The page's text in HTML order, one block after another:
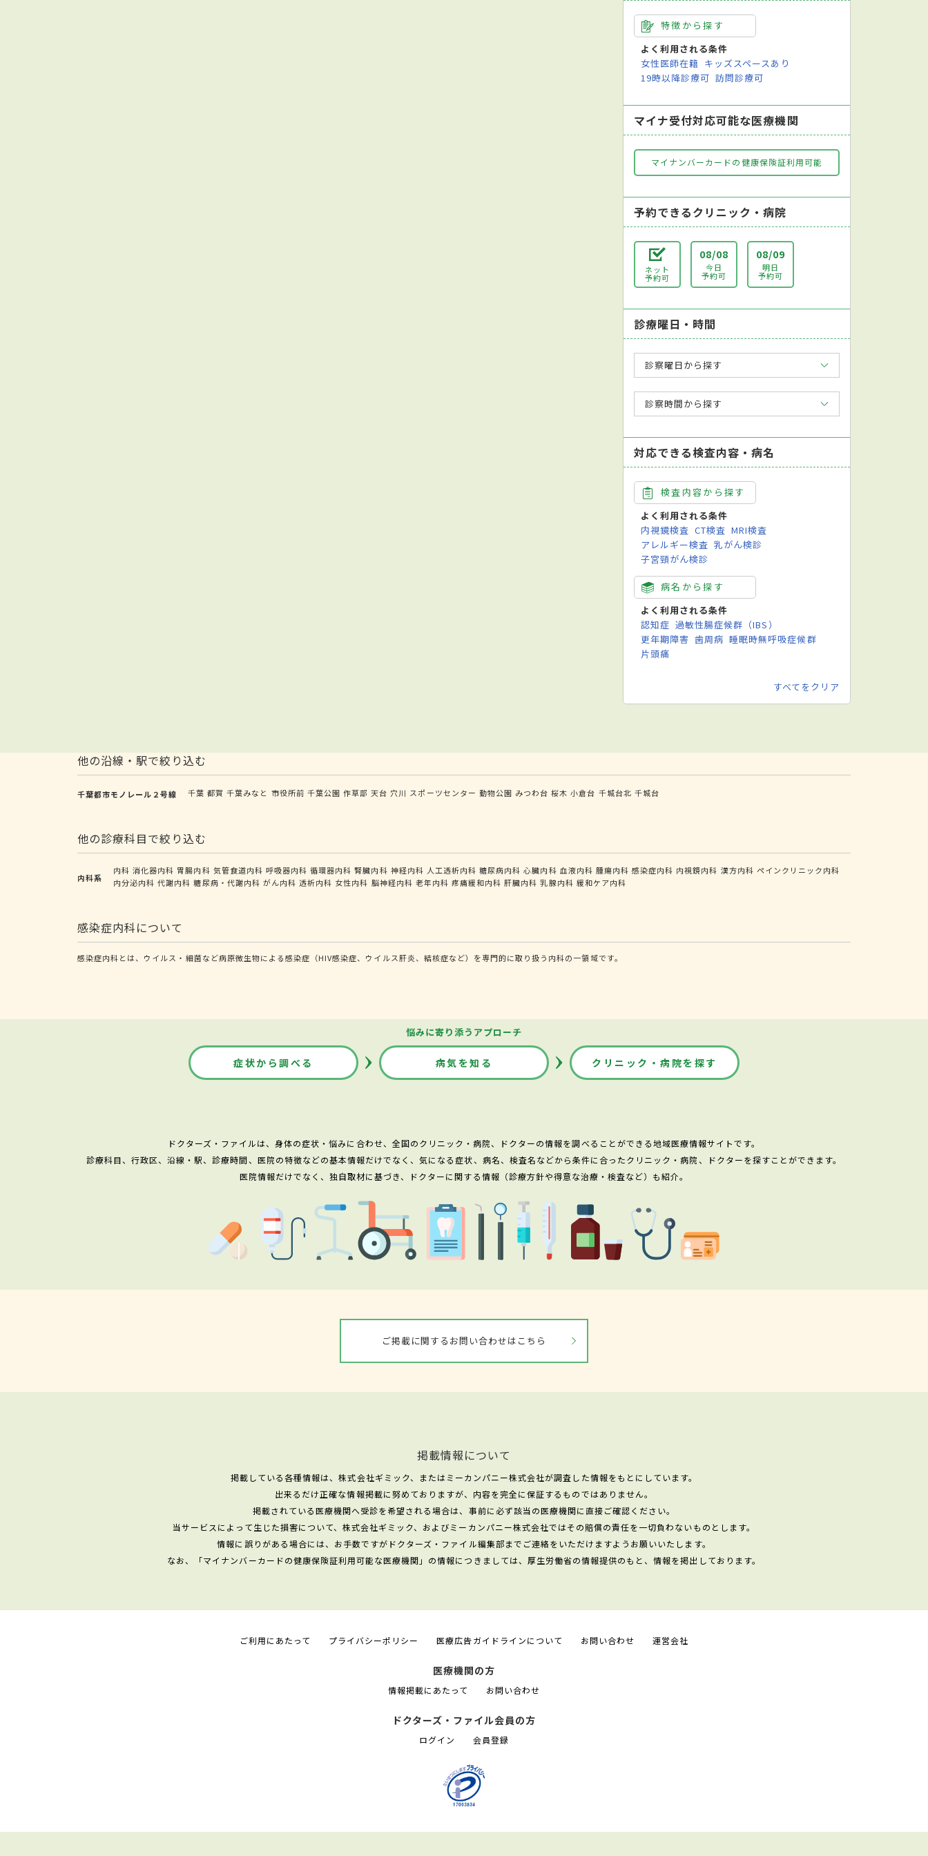
特徴から探す
よく利用される条件
女性医師在籍 キッズスペースあり
19時以降診療可 訪問診療可
マイナ受付対応可能な医療機関
マイナンバーカードの健康保険証利用可能
予約できるクリニック・病院
ネット
予約可
08/08
今日
予約可
08/09
明日
予約可
診療曜日・時間
診察曜日から探す
診察時間から探す
対応できる検査内容・病名
検査内容から探す
よく利用される条件
内視鏡検査 CT検査 MRI検査
アレルギー検査 乳がん検診
子宮頸がん検診
病名から探す
よく利用される条件
認知症 過敏性腸症候群（IBS）
更年期障害 歯周病 睡眠時無呼吸症候群
片頭痛
すべてをクリア
他の沿線・駅で絞り込む
千葉都市モノレール２号線 千葉 都賀 千葉みなと 市役所前 千葉公園 作草部 天台 穴川 スポーツセンター 動物公園 みつわ台 桜木 小倉台 千城台北 千城台
他の診療科目で絞り込む
内科系
内科 消化器内科 胃腸内科 気管食道内科 呼吸器内科 循環器内科 腎臓内科 神経内科 人工透析内科 糖尿病内科 心臓内科 血液内科 腫瘍内科 感染症内科 内視鏡内科 漢方内科 ペインクリニック内科
内分泌内科 代謝内科 糖尿病・代謝内科 がん内科 透析内科 女性内科 脳神経内科 老年内科 疼痛緩和内科 肝臓内科 乳腺内科 緩和ケア内科
感染症内科について
感染症内科とは、ウイルス・細菌など病原微生物による感染症（HIV感染症、ウイルス肝炎、結核症など）を専門的に取り扱う内科の一領域です。
悩みに寄り添うアプローチ
症状から調べる 病気を知る クリニック・病院を探す
ドクターズ・ファイルは、身体の症状・悩みに合わせ、全国のクリニック・病院、ドクターの情報を調べることができる地域医療情報サイトです。
診療科目、行政区、沿線・駅、診療時間、医院の特徴などの基本情報だけでなく、気になる症状、病名、検査名などから条件に合ったクリニック・病院、ドクターを探すことができます。
医院情報だけでなく、独自取材に基づき、ドクターに関する情報（診療方針や得意な治療・検査など）も紹介。
ご掲載に関するお問い合わせはこちら
掲載情報について
掲載している各種情報は、株式会社ギミック、またはミーカンパニー株式会社が調査した情報をもとにしています。
出来るだけ正確な情報掲載に努めておりますが、内容を完全に保証するものではありません。
掲載されている医療機関へ受診を希望される場合は、事前に必ず該当の医療機関に直接ご確認ください。
当サービスによって生じた損害について、株式会社ギミック、およびミーカンパニー株式会社ではその賠償の責任を一切負わないものとします。
情報に誤りがある場合には、お手数ですがドクターズ・ファイル編集部までご連絡をいただけますようお願いいたします。
なお、「マイナンバーカードの健康保険証利用可能な医療機関」の情報につきましては、厚生労働省の情報提供のもと、情報を掲出しております。
ご利用にあたって プライバシーポリシー 医療広告ガイドラインについて お問い合わせ 運営会社
医療機関の方
情報掲載にあたって お問い合わせ
ドクターズ・ファイル会員の方
ログイン 会員登録